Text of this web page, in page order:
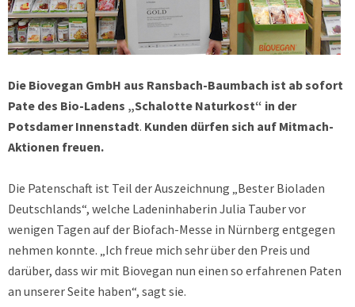
Die Biovegan GmbH aus Ransbach-Baumbach ist ab sofort
Pate des Bio-Ladens „Schalotte Naturkost“ in der
Potsdamer Innenstadt. Kunden dürfen sich auf Mitmach-
Aktionen freuen.
Die Patenschaft ist Teil der Auszeichnung „Bester Bioladen
Deutschlands“, welche Ladeninhaberin Julia Tauber vor
wenigen Tagen auf der Biofach-Messe in Nürnberg entgegen
nehmen konnte. „Ich freue mich sehr über den Preis und
darüber, dass wir mit Biovegan nun einen so erfahrenen Paten
an unserer Seite haben“, sagt sie.